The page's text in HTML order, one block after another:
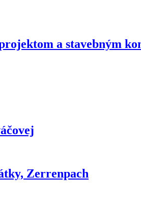
a stavebným
Zerrenpach